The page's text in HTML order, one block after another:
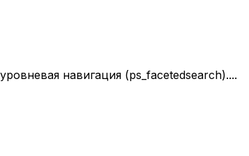
навигация (ps_facetedsearch)....